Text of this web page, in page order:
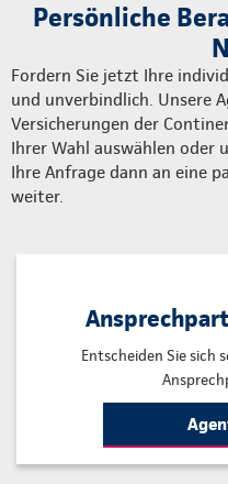
Persönliche
Fordern Sie jetzt Ihre
und unverbindlich. Unsere
Versicherungen der
Ihrer Wahl auswählen oder
Ihre Anfrage dann an eine
weiter.
Entscheiden Sie sich